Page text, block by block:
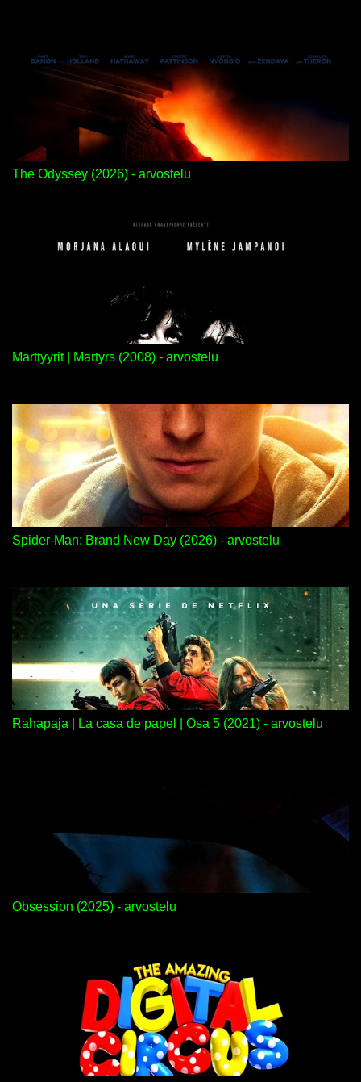
The Odyssey (2026) - arvostelu
Marttyyrit | Martyrs (2008) - arvostelu
Spider-Man: Brand New Day (2026) - arvostelu
Rahapaja | La casa de papel | Osa 5 (2021) - arvostelu
Obsession (2025) - arvostelu